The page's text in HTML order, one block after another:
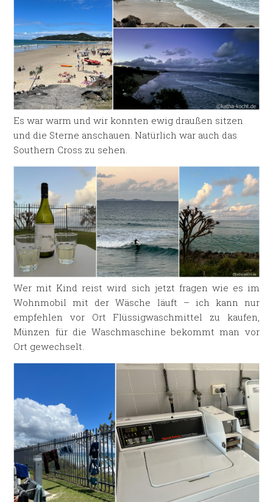
Es war warm und wir konnten ewig draußen sitzen
und die Sterne anschauen. Natürlich war auch das
Southern Cross zu sehen.
Wer mit Kind reist wird sich jetzt fragen wie es im
Wohnmobil mit der Wäsche läuft – ich kann nur
empfehlen vor Ort Flüssigwaschmittel zu kaufen,
Münzen für die Waschmaschine bekommt man vor
Ort gewechselt.